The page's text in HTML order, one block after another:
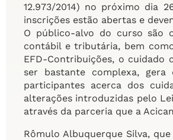
12.973/2014) no próximo dia
inscrições estão abertas e
O público-alvo do curso são
contábil e tributária, bem
EFD-Contribuições, o cuidado
ser bastante complexa,
participantes acerca dos
alterações introduzidas pelo
através da parceria que a
Rômulo Albuquerque Silva,